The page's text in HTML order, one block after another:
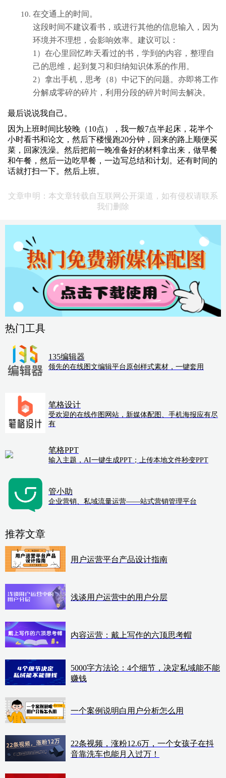
在交通上的时间。
这段时间不建议看书，或进行其他的信息输入，因为
环境并不理想，会影响效率。建议可以：
1）在心里回忆昨天看过的书，学到的内容，整理自
己的思维，起到复习和归纳知识体系的作用。
2）拿出手机，思考（8）中记下的问题。亦即将工作
分解成零碎的碎片，利用分段的碎片时间去解决。
最后说说我自己。
因为上班时间比较晚（10点），我一般7点半起床，花半个
小时看书和论文，然后下楼慢跑20分钟，回来的路上顺便买
菜，回家洗澡。然后把前一晚准备好的材料拿出来，做早餐
和午餐，然后一边吃早餐，一边写总结和计划。还有时间的
话就打扫一下。然后上班。
文章申明：本文章转载自互联网公开渠道，如有侵权请联系
我们删除
热门工具
135编辑器
领先的在线图文编辑平台原创样式素材，一键套用
笔格设计
受欢迎的在线作图网站，新媒体配图、手机海报应有尽
有
笔格PPT
输入主题，AI一键生成PPT；上传本地文件秒变PPT
管小助
企业营销、私域流量运营——站式营销管理平台
推荐文章
用户运营平台产品设计指南
浅谈用户运营中的用户分层
内容运营：戴上写作的六顶思考帽
5000字方法论：4个细节，决定私域能不能
赚钱
一个案例说明白用户分析怎么用
22条视频，涨粉12.6万，一个女孩子在抖
音靠洗车也能月入过万！